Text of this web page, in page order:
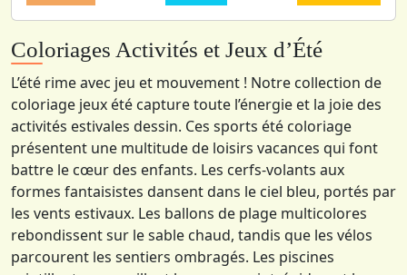
Coloriages Activités et Jeux d’Été
L’été rime avec jeu et mouvement ! Notre collection de
coloriage jeux été capture toute l’énergie et la joie des
activités estivales dessin. Ces sports été coloriage
présentent une multitude de loisirs vacances qui font
battre le cœur des enfants. Les cerfs-volants aux
formes fantaisistes dansent dans le ciel bleu, portés par
les vents estivaux. Les ballons de plage multicolores
rebondissent sur le sable chaud, tandis que les vélos
parcourent les sentiers ombragés. Les piscines